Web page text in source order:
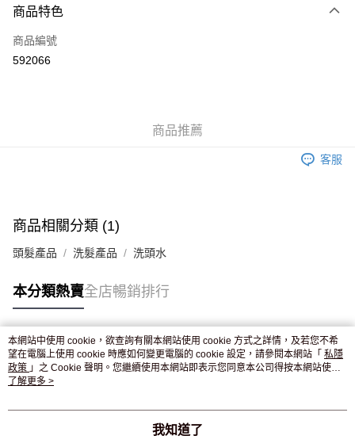
信用卡
Apple Pay
付款後門市自取，訂單確認後2-4個工作天到店，7天內取。逾期後
商品特色
商品編號
592066
商品推薦
客服
商品相關分類 (1)
頭髮產品 洗髮產品 洗頭水
本分類熱賣全店暢銷排行
熱門標籤
熱銷排行
本網站中使用 cookie，欲查詢有關本網站使用 cookie 方式之詳情，及若您不希
望在電腦上使用 cookie 時應如何變更電腦的 cookie 設定，請參閱本網站「 私隱
政策 」之 Cookie 聲明。您繼續使用本網站即表示您同意本公司得按本網站使用
條款之 Cookie 聲明使用 cookie。
了解更多 >
我知道了